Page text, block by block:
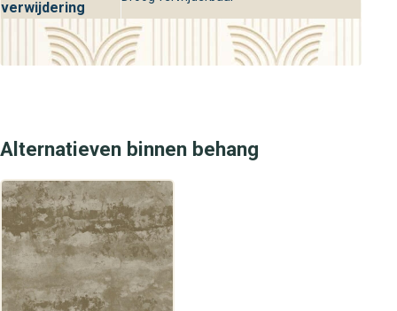
verwijdering
Alternatieven binnen behang